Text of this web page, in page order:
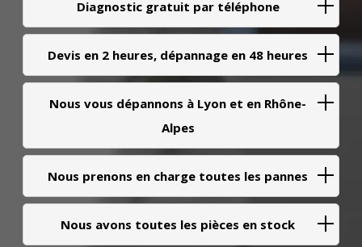
Diagnostic gratuit par téléphone
Devis en 2 heures, dépannage en 48 heures
Nous vous dépannons à Lyon et en Rhône-
Alpes
Nous prenons en charge toutes les pannes
Nous avons toutes les pièces en stock